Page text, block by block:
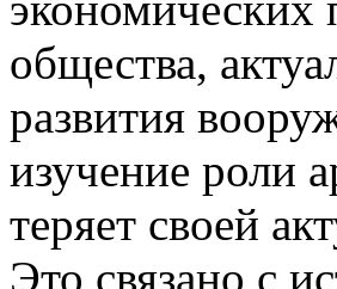
общества,
развития
изучение роли
теряет своей
Это связано с